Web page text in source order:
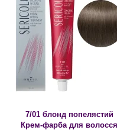
7/01 блонд попелястий
Крем-фарба для волосся